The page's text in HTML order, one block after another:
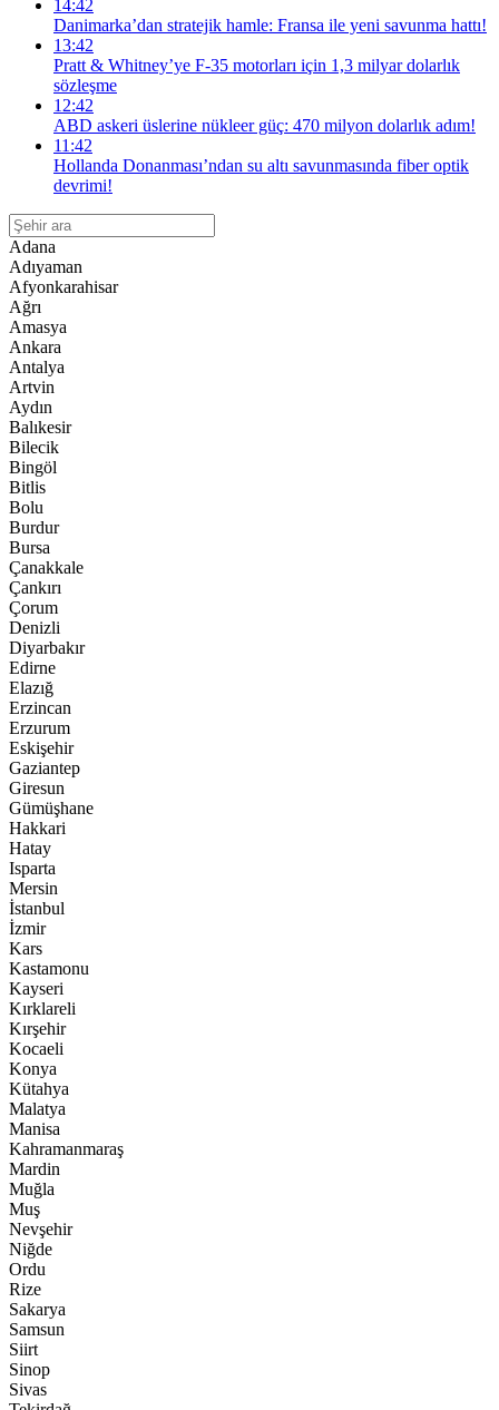
14:42
Danimarka’dan stratejik hamle: Fransa ile yeni savunma hattı!
13:42
Pratt & Whitney’ye F-35 motorları için 1,3 milyar dolarlık
sözleşme
12:42
ABD askeri üslerine nükleer güç: 470 milyon dolarlık adım!
11:42
Hollanda Donanması’ndan su altı savunmasında fiber optik
devrimi!
Adana
Adıyaman
Afyonkarahisar
Ağrı
Amasya
Ankara
Antalya
Artvin
Aydın
Balıkesir
Bilecik
Bingöl
Bitlis
Bolu
Burdur
Bursa
Çanakkale
Çankırı
Çorum
Denizli
Diyarbakır
Edirne
Elazığ
Erzincan
Erzurum
Eskişehir
Gaziantep
Giresun
Gümüşhane
Hakkari
Hatay
Isparta
Mersin
İstanbul
İzmir
Kars
Kastamonu
Kayseri
Kırklareli
Kırşehir
Kocaeli
Konya
Kütahya
Malatya
Manisa
Kahramanmaraş
Mardin
Muğla
Muş
Nevşehir
Niğde
Ordu
Rize
Sakarya
Samsun
Siirt
Sinop
Sivas